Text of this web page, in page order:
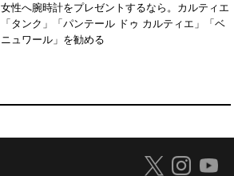
女性へ腕時計をプレゼントするなら。カルティエ
「タンク」「パンテール ドゥ カルティエ」「ベ
ニュワール」を勧める